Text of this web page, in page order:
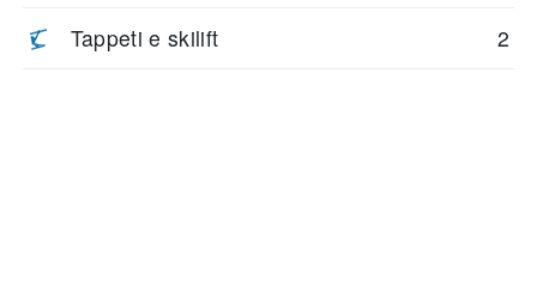
Tappeti e skilift 2